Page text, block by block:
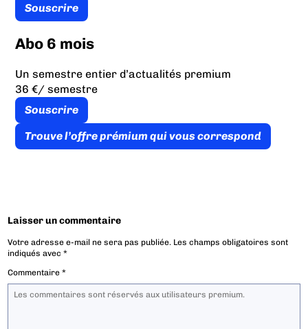
Souscrire
Abo 6 mois
Un semestre entier d’actualités premium
36 €/ semestre
Souscrire
Trouve l’offre prémium qui vous correspond
Laisser un commentaire
Votre adresse e-mail ne sera pas publiée. Les champs obligatoires sont
indiqués avec*
Commentaire*